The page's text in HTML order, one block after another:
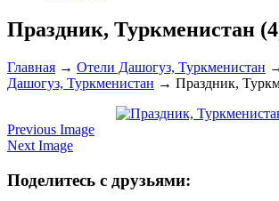
Праздник, Туркменистан
Главная → Отели Дашогуз, Туркменистан
Дашогуз, Туркменистан → Праздник,
Previous Image
Next Image
Поделитесь с друзьями: